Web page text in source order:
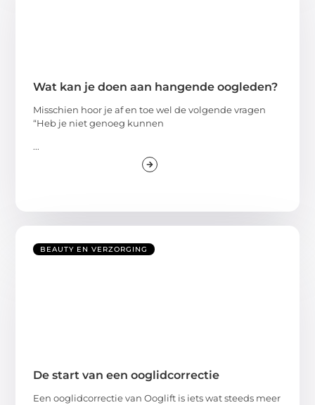
Wat kan je doen aan hangende oogleden?
Misschien hoor je af en toe wel de volgende vragen
“Heb je niet genoeg kunnen
...
BEAUTY EN VERZORGING
De start van een ooglidcorrectie
Een ooglidcorrectie van Ooglift is iets wat steeds meer